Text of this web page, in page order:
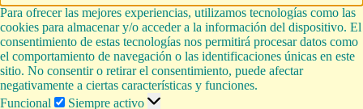
Para ofrecer las mejores experiencias, utilizamos tecnologías como las
cookies para almacenar y/o acceder a la información del dispositivo. El
consentimiento de estas tecnologías nos permitirá procesar datos como
el comportamiento de navegación o las identificaciones únicas en este
sitio. No consentir o retirar el consentimiento, puede afectar
negativamente a ciertas características y funciones.
Funcional
Funcional
Siempre activo